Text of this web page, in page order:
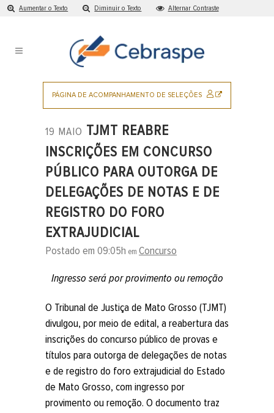
Aumentar o Texto Diminuir o Texto Alternar Contraste
PÁGINA DE ACOMPANHAMENTO DE SELEÇÕES SITE
EXTERNO
19 MAIO TJMT REABRE
INSCRIÇÕES EM CONCURSO
PÚBLICO PARA OUTORGA DE
DELEGAÇÕES DE NOTAS E DE
REGISTRO DO FORO
EXTRAJUDICIAL
Postado em 09:05h em Concurso
Ingresso será por provimento ou remoção
O Tribunal de Justiça de Mato Grosso (TJMT)
divulgou, por meio de edital, a reabertura das
inscrições do concurso público de provas e
títulos para outorga de delegações de notas
e de registro do foro extrajudicial do Estado
de Mato Grosso, com ingresso por
provimento ou remoção. O documento traz